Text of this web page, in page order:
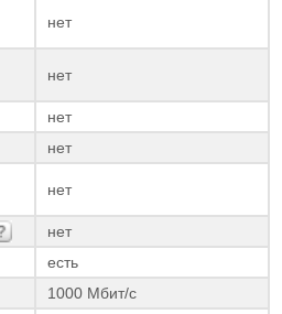
нет
нет
нет
нет
нет
нет
есть
1000 Мбит/с